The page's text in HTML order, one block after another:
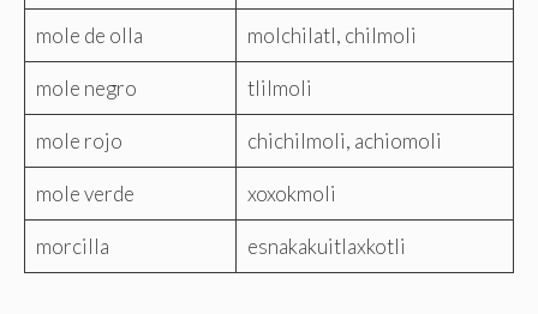
mole de olla molchilatl, chilmoli
mole negro tlilmoli
mole rojo chichilmoli, achiomoli
mole verde xoxokmoli
morcilla esnakakuitlaxkotli